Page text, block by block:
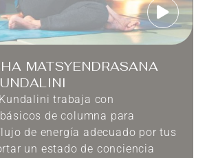
MATSYENDRASANA
trabaja con
de columna para
de energía adecuado por tus
un estado de conciencia